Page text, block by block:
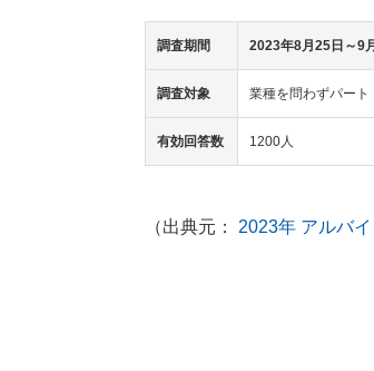
調査期間 2023年8月25日～9
調査対象 業種を問わずパー
有効回答数 1200人
（出典元： 2023年 アルバ